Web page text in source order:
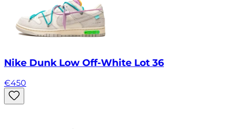
Nike Dunk Low Off-White Lot 36
€450